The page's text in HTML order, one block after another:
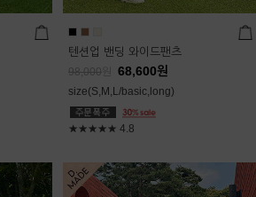
텐션업 밴딩 와이드팬츠
98,000 68,600원
size(S,M,L/basic,long)
★★★★★ 4.8